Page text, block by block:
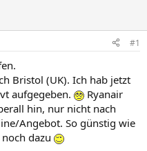
#1
Bristol (UK). Ich hab jetzt
aufgegeben.
Ryanair
hin, nur nicht nach
Angebot. So günstig wie
dazu